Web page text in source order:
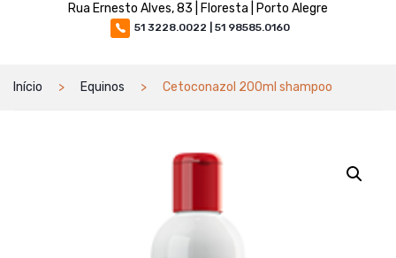
MATERIAIS E EQUIPAMENTOS
Rua Ernesto Alves, 83 | Floresta | Porto Alegre
51 3228.0022 | 51 98585.0160
Início Equinos Cetoconazol 200ml shampoo